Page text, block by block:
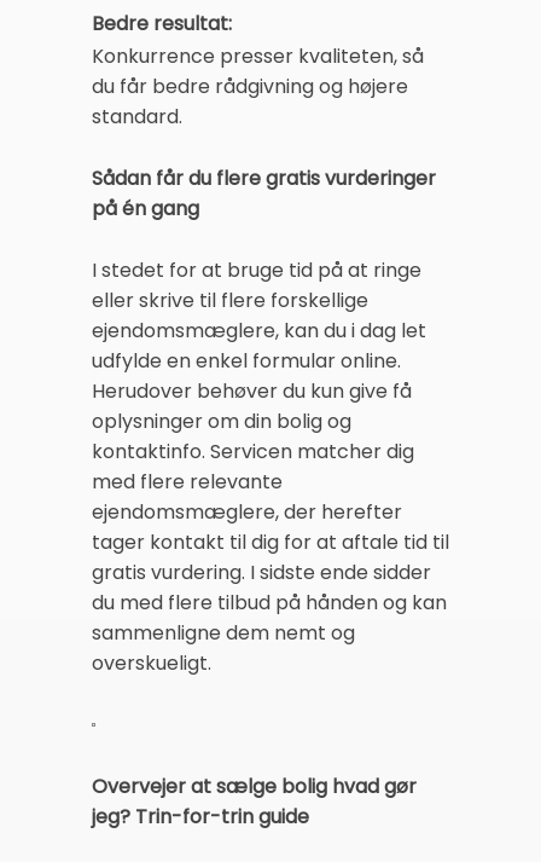
Bedre resultat:
Konkurrence presser kvaliteten, så
du får bedre rådgivning og højere
standard.
Sådan får du flere gratis vurderinger
på én gang
I stedet for at bruge tid på at ringe
eller skrive til flere forskellige
ejendomsmæglere, kan du i dag let
udfylde en enkel formular online.
Herudover behøver du kun give få
oplysninger om din bolig og
kontaktinfo. Servicen matcher dig
med flere relevante
ejendomsmæglere, der herefter
tager kontakt til dig for at aftale tid til
gratis vurdering. I sidste ende sidder
du med flere tilbud på hånden og kan
sammenligne dem nemt og
overskueligt.
Overvejer at sælge bolig hvad gør
jeg? Trin-for-trin guide